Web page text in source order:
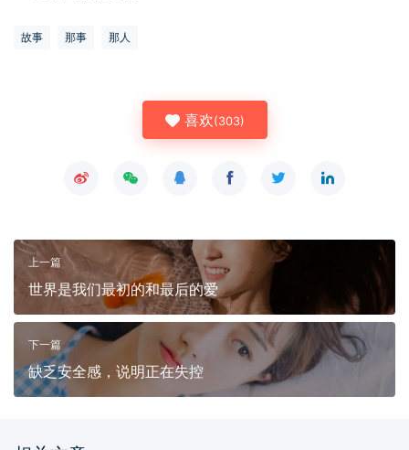
故事 那事 那人
喜欢(303)
上一篇
世界是我们最初的和最后的爱
下一篇
缺乏安全感，说明正在失控